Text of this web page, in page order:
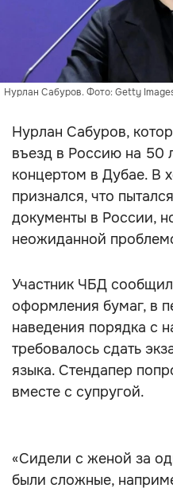
Нурлан Сабуров. Фото: Getty
Нурлан Сабуров,
въезд в Россию на 50
концертом в Дубае. В
признался, что
документы в России,
неожиданной
Участник ЧБД
оформления бумаг, в
наведения порядка с
требовалось сдать
языка. Стендапер
вместе с супругой.
«Сидели с женой за
были сложные,